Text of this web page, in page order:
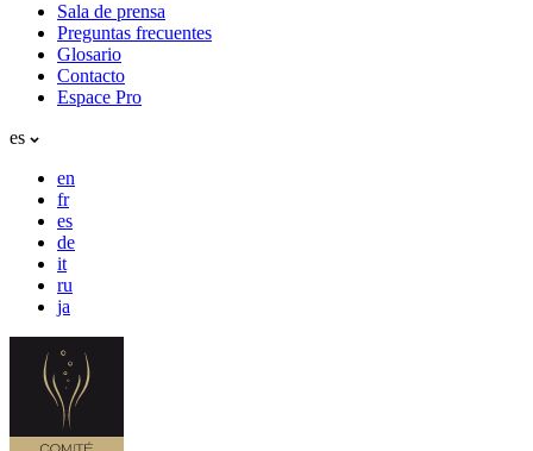
Sala de prensa
Preguntas frecuentes
Glosario
Contacto
Espace Pro
es
en
fr
es
de
it
ru
ja